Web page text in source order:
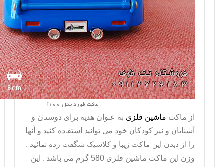
ماکت فورد مدل f100
از ماکت ماشین فلزی به عنوان هدیه برای دوستان و
آشنایان و نیز کودکان خود می توانید استفاده کنید و آنها
را از دیدن این ماکت زیبا و کلاسیک شگفت زده نمائید .
وزن این ماکت ماشین فلزی
580 گرم می باشد . این